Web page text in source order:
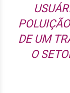
DE UM
O